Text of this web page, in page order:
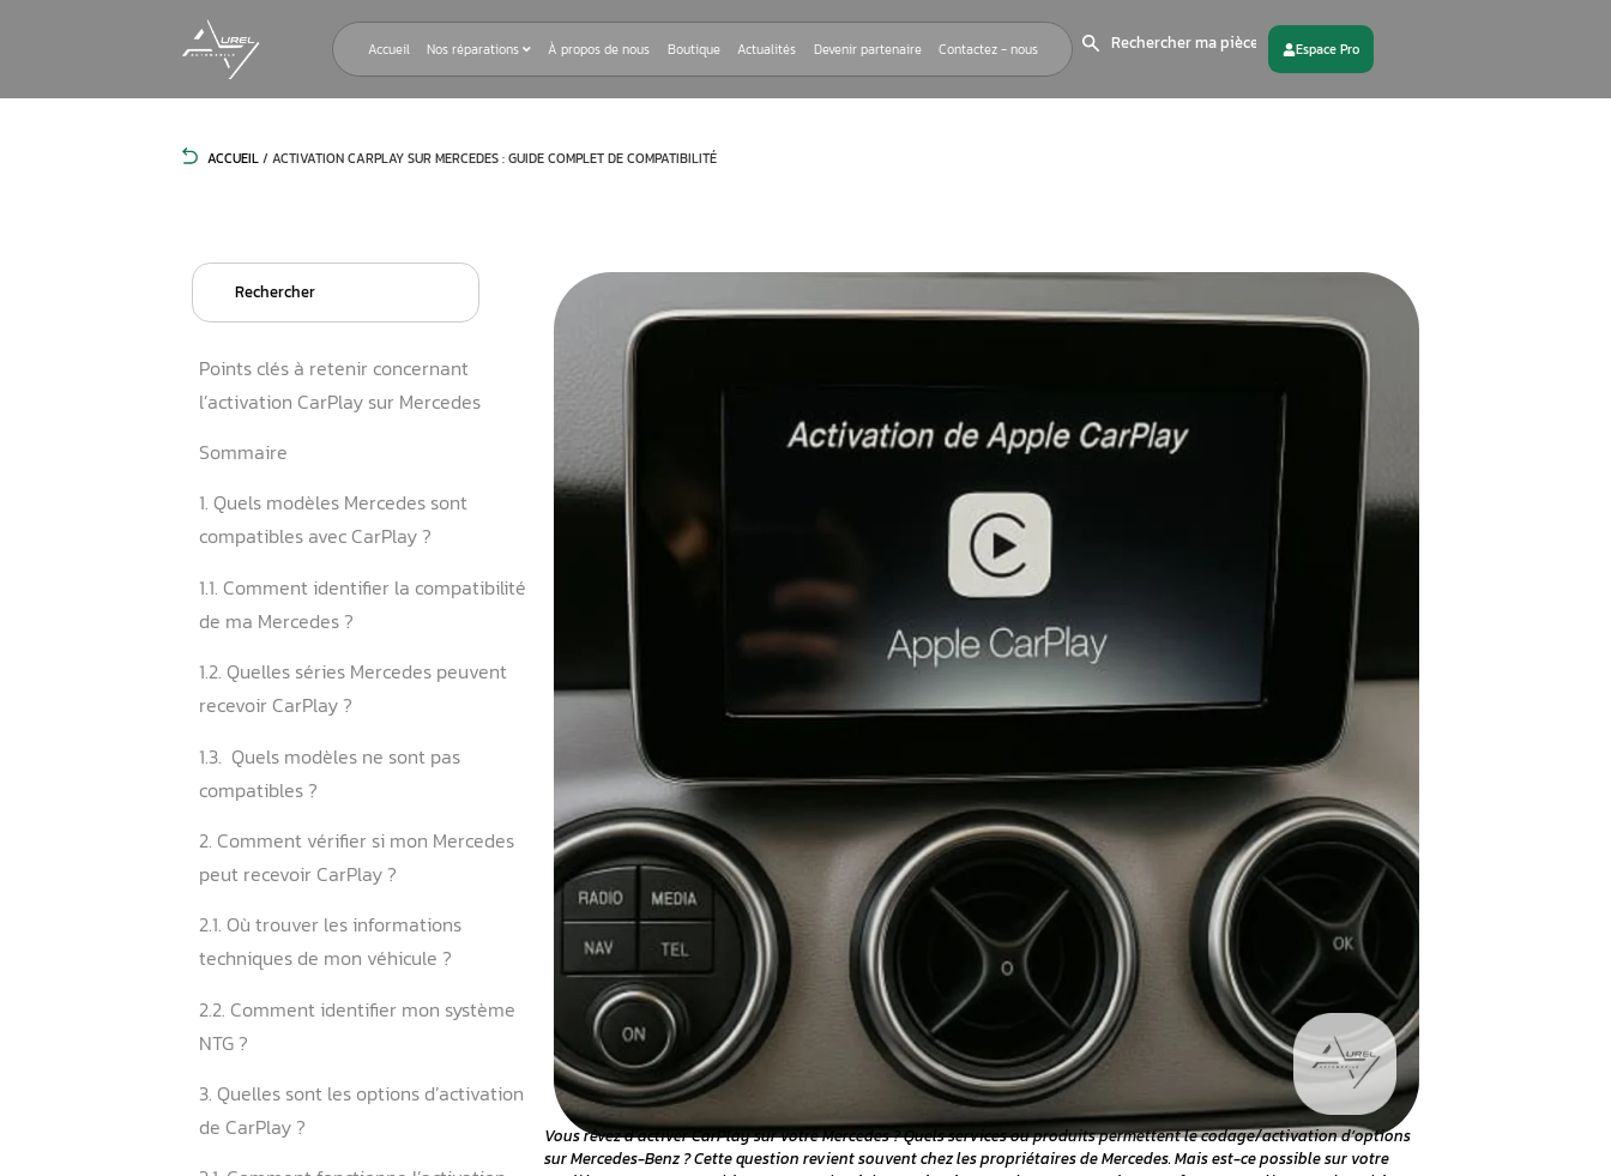
Accueil Nos réparations À propos de nous Boutique Actualités Devenir partenaire Contactez - nous
Search
for:
Points clés à retenir concernant
l’activation CarPlay sur Mercedes
1. Quels modèles Mercedes sont
compatibles avec CarPlay ?
1.1. Comment identifier la compatibilité
de ma Mercedes ?
1.2. Quelles séries Mercedes peuvent
recevoir CarPlay ?
1.3. ️ Quels modèles ne sont pas
2. Comment vérifier si mon Mercedes
peut recevoir CarPlay ?
2.1. Où trouver les informations